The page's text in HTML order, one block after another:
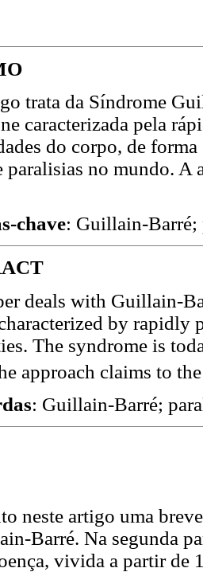
trata da Síndrome
caracterizada pela
do corpo, de
paralisias no mundo.
chave: Guillain-Barré;
deals with Guillain-
by rapidly
The syndrome is
approach claims to
: Guillain-Barré;
neste artigo uma
Barré. Na segunda
vivida a partir de